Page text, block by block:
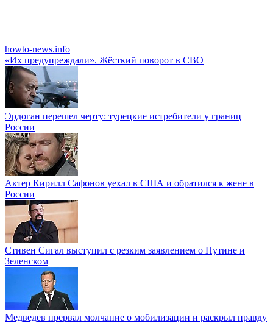
howto-news.info
«Их предупреждали». Жёсткий поворот в СВО
Эрдоган перешел черту: турецкие истребители у границ
России
Актер Кирилл Сафонов уехал в США и обратился к жене в
России
Стивен Сигал выступил с резким заявлением о Путине и
Зеленском
Медведев прервал молчание о мобилизации и раскрыл правду